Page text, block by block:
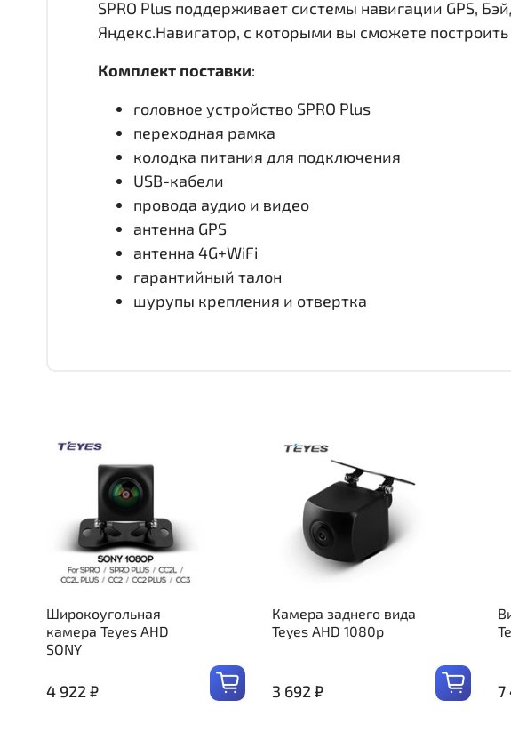
SPRO Plus поддерживает системы навигации GPS,
Яндекс.Навигатор, с которыми вы сможете
Комплект поставки:
головное устройство SPRO Plus
переходная рамка
колодка питания для подключения
USB-кабели
провода аудио и видео
антенна GPS
антенна 4G+WiFi
гарантийный талон
шурупы крепления и отвертка
Широкоугольная
камера Teyes AHD
SONY
4 922 ₽
Камера заднего вида
Teyes AHD 1080p
3 692 ₽ 7